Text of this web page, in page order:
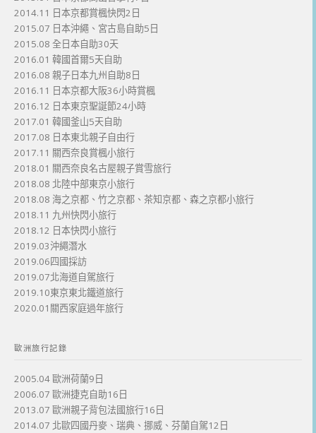
2014.11 日本京都賞楓快閃2日
2015.07 日本沖繩、宮古島自助5日
2015.08 全日本自助30天
2016.01 韓國首爾5天自助
2016.08 親子日本九州自助8日
2016.11 日本京都大阪36小時賞楓
2016.12 日本東京聖誕節24小時
2017.01 韓國釜山5天自助
2017.08 日本東北親子自由行
2017.11 關西奈良賞楓小旅行
2018.01 關西奈良名古屋親子賞雪旅行
2018.08 北陸中部東京小旅行
2018.08 海之京都、竹之京都、茶知京都、森之京都小旅行
2018.11 九州快閃小旅行
2018.12 日本快閃小旅行
2019.03沖繩潛水
2019.06四國採訪
2019.07北海道自駕旅行
2019.10東京東北鐵道旅行
2020.01關西家庭過年旅行
歐洲旅行記錄
2005.04 歐洲荷蘭9日
2006.07 歐洲捷克自助16日
2013.07 歐洲親子背包法國旅行16日
2014.07 北歐四國丹麥、瑞典、挪威、芬蘭自駕12日